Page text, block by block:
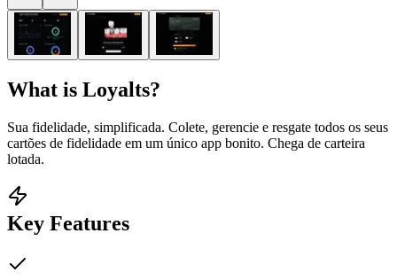
What is Loyalts?
Sua fidelidade, simplificada. Colete, gerencie e resgate todos os seus
cartões de fidelidade em um único app bonito. Chega de carteira
lotada.
Key Features